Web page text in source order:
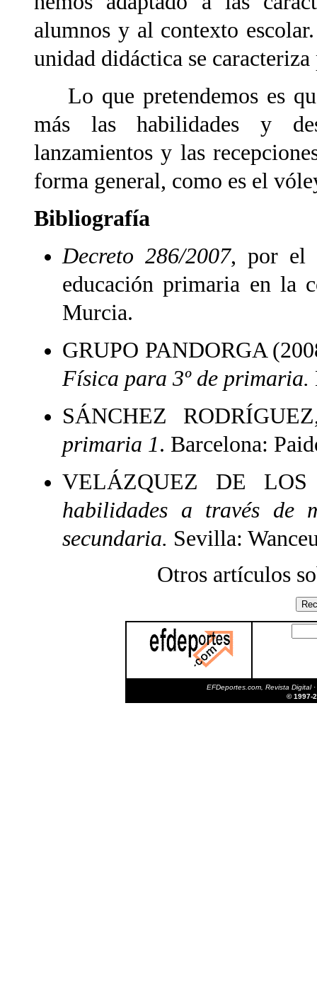
alumnos y al contexto
unidad didáctica se
Lo que pretendemos es
más las habilidades y
lanzamientos y las
forma general, como es el
Bibliografía
Decreto 286/2007, por el
educación primaria en la
Murcia.
GRUPO PANDORGA
Física para 3º de primaria.
SÁNCHEZ
primaria 1. Barcelona:
VELÁZQUEZ DE
habilidades a través de
secundaria. Sevilla:
Otros artículos
EFDeportes.com, Revista Digital·
© 1997-